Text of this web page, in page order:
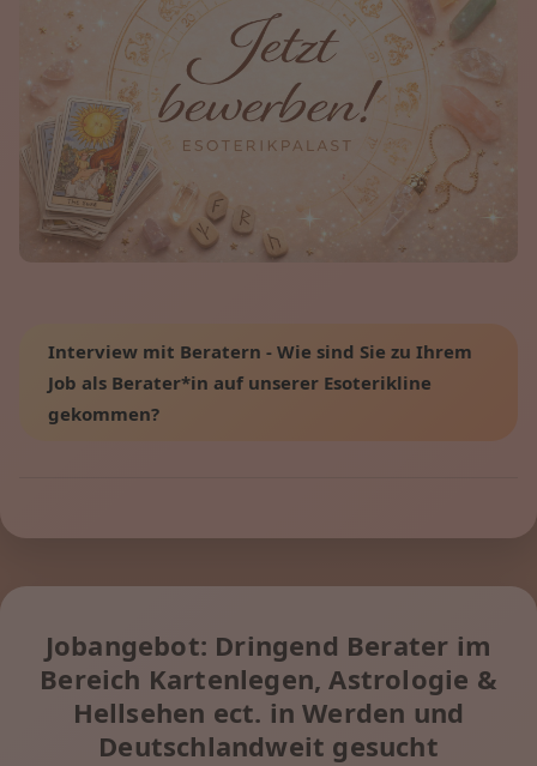
Interview mit Beratern - Wie sind Sie zu Ihrem
Job als Berater*in auf unserer Esoterikline
gekommen?
Jobangebot: Dringend Berater im
Bereich Kartenlegen, Astrologie &
Hellsehen ect. in Werden und
Deutschlandweit gesucht